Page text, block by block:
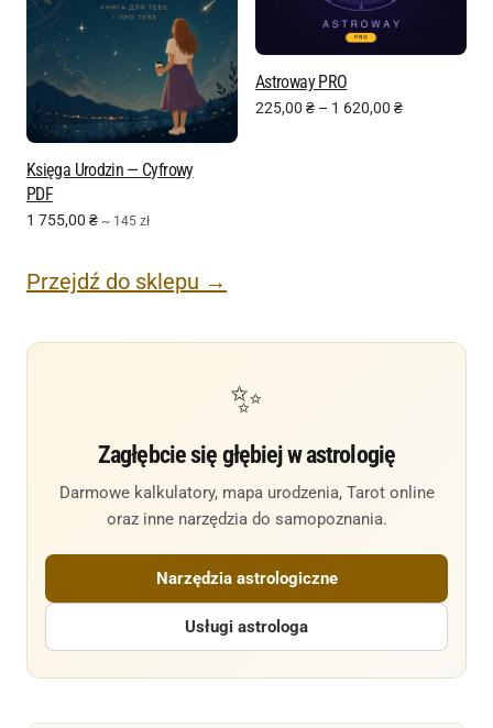
Księga Urodzin — Cyfrowy
PDF
1 755,00 ₴ ~ 145 zł
Astroway PRO
225,00 ₴ – 1 620,00 ₴
Przejdź do sklepu →
✨
Zagłębcie się głębiej w astrologię
Darmowe kalkulatory, mapa urodzenia, Tarot online
oraz inne narzędzia do samopoznania.
Narzędzia astrologiczne
Usługi astrologa